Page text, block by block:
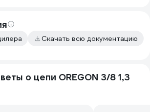
Скачать всю документацию
о цепи OREGON 3/8 1,3